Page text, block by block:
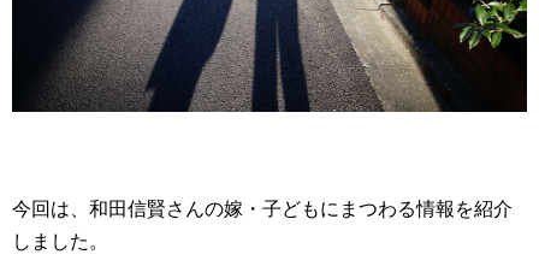
今回は、和田信賢さんの嫁・子どもにまつわる情報を紹介
しました。